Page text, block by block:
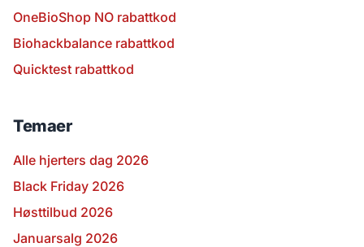
OneBioShop NO rabattkod
Biohackbalance rabattkod
Quicktest rabattkod
Temaer
Alle hjerters dag 2026
Black Friday 2026
Høsttilbud 2026
Januarsalg 2026